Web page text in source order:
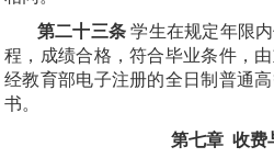
第二十三条 学生在规定年限
程，成绩合格，符合毕业条件，
经教育部电子注册的全日制普通
书。
第七章 收费